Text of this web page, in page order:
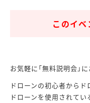
このイベ
お気軽に「無料説明会」
ドローンの初心者から
ドローンを使用されてい